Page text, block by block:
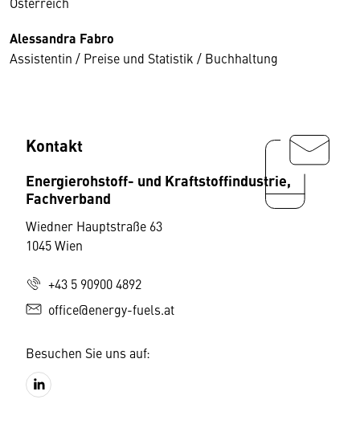
Alessandra Fabro
Assistentin / Preise und Statistik / Buchhaltung
Kontakt
Energierohstoff- und Kraftstoffindustrie,
Fachverband
Wiedner Hauptstraße 63
1045 Wien
+43 5 90900 4892
office@energy-fuels.at
Besuchen Sie uns auf: